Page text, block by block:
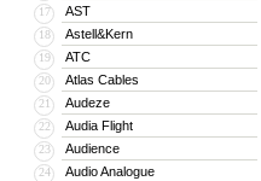
17 AST
18 Astell&Kern
19 ATC
20 Atlas Cables
21 Audeze
22 Audia Flight
23 Audience
24 Audio Analogue